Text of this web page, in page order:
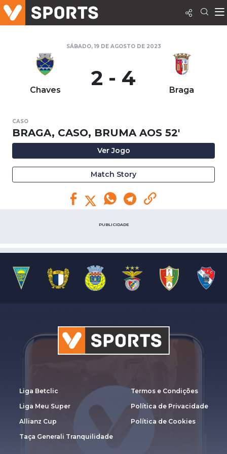
SÁBADO, 19 DE AGOSTO DE 2023
Chaves 2 - 4 Braga
CASO
BRAGA, CASO, BRUMA AOS 52'
Ver Jogo
Match Story
PUBLICIDADE
Liga Betclic
Liga Meu Super
Allianz Cup
Taça Generali Tranquilidade
Termos e Condições
Política de Privacidade
Política de Cookies